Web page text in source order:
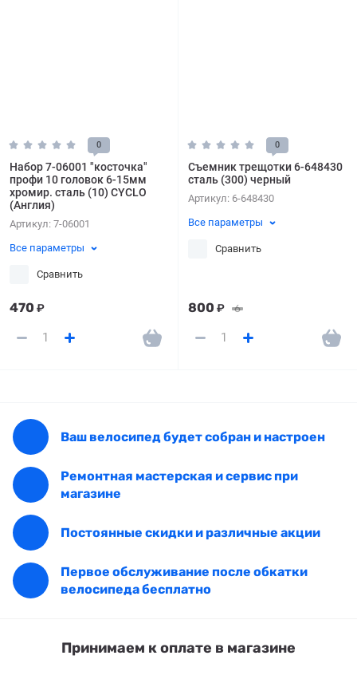
0
Набор 7-06001 "косточка"
профи 10 головок 6-15мм
хромир. сталь (10) CYCLO
(Англия)
Артикул: 7-06001
Все параметры
Сравнить
470 ₽
0
Съемник трещотки 6-648430
сталь (300) черный
Артикул: 6-648430
Все параметры
Сравнить
800 ₽ 6
Ваш велосипед будет собран и настроен
Ремонтная мастерская и сервис при
магазине
Постоянные скидки и различные акции
Первое обслуживание после обкатки
велосипеда бесплатно
Принимаем к оплате в магазине